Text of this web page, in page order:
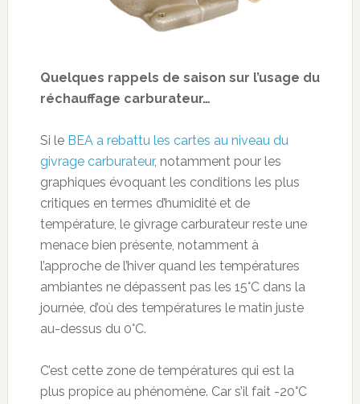
Quelques rappels de saison sur l’usage du
réchauffage carburateur…
Si le BEA a rebattu les cartes au niveau du
givrage carburateur, notamment pour les
graphiques évoquant les conditions les plus
critiques en termes d’humidité et de
température, le givrage carburateur reste une
menace bien présente, notamment à
l’approche de l’hiver quand les températures
ambiantes ne dépassent pas les 15°C dans la
journée, d’où des températures le matin juste
au-dessus du 0°C.
C’est cette zone de températures qui est la
plus propice au phénomène. Car s’il fait -20°C